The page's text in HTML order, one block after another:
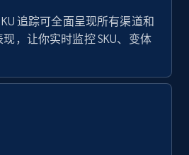
rating, Product
rating max, Rating,
more.
追踪可全面呈现所有渠道和
，让你实时监控 SKU、变体